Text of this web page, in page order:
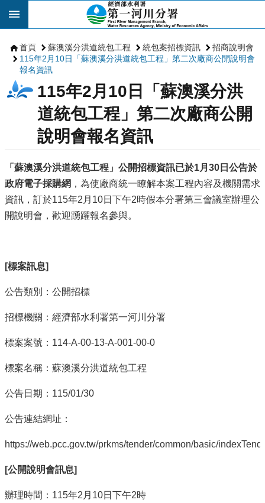
跳到主要內容區塊
首頁 蘇澳溪分洪道統包工程 統包案招標資訊
招商說明會
115年2月10日「蘇澳溪分洪道統包工程」第二次廠商公開說明會
報名資訊
115年2月10日「蘇澳溪分洪
道統包工程」第二次廠商公開
說明會報名資訊
「蘇澳溪分洪道統包工程」公開招標資訊已於1月30日公告於
政府電子採購網 ，為使廠商統一瞭解本案工程內容及機關需求
資訊，訂於115年2月10日下午2時假本分署第三會議室辦理公
開說明會，歡迎踴躍報名參與。
[標案訊息]
公告類別：公開招標
招標機關：經濟部水利署第一河川分署
標案案號：114-A-00-13-A-001-00-0
標案名稱：蘇澳溪分洪道統包工程
公告日期：115/01/30
公告連結網址：
https://web.pcc.gov.tw/prkms/tender/common/basic/
[公開說明會訊息]
辦理時間：115年2月10日下午2時